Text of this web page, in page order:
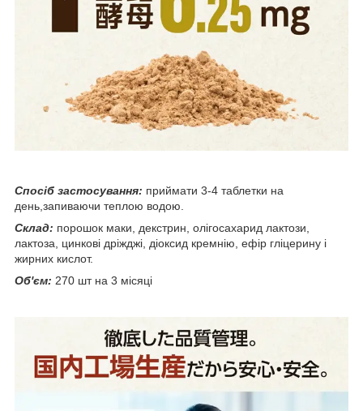
Спосіб застосування: приймати 3-4 таблетки на
день,запиваючи теплою водою.
Склад: порошок маки, декстрин, олігосахарид лактози,
лактоза, цинкові дріжджі, діоксид кремнію, ефір гліцерину і
жирних кислот.
Об'єм: 270 шт на 3 місяці